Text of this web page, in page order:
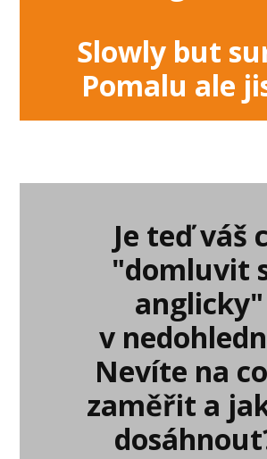
Slowly but
Pomalu ale
Je teď váš
"domluvit
anglicky"
v
Nevíte na
zaměřit a